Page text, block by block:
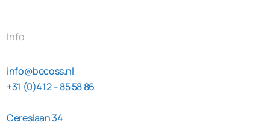
Info
info@becoss.nl
+31 (0)412 – 85 58 86
Cereslaan 34